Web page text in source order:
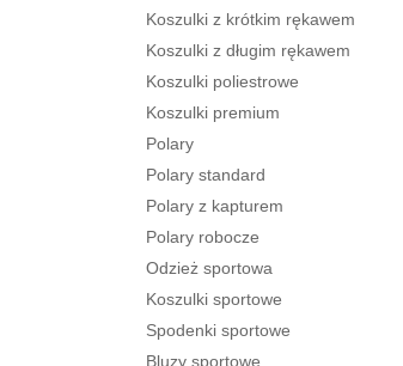
Koszulki z krótkim rękawem
Koszulki z długim rękawem
Koszulki poliestrowe
Koszulki premium
Polary
Polary standard
Polary z kapturem
Polary robocze
Odzież sportowa
Koszulki sportowe
Spodenki sportowe
Bluzy sportowe